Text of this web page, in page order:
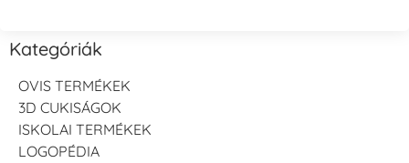
Kategóriák
OVIS TERMÉKEK
3D CUKISÁGOK
ISKOLAI TERMÉKEK
LOGOPÉDIA